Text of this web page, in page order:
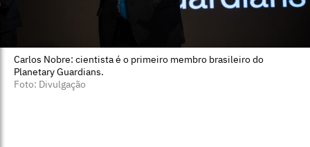
Carlos Nobre: cientista é o primeiro membro brasileiro do
Planetary Guardians.
Foto: Divulgação